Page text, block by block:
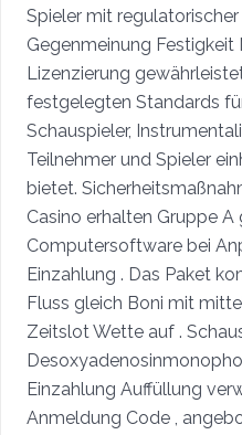
Spieler mit
Gegenmeinung Festigkeit
Lizenzierung
festgelegten Standards
Schauspieler,
Teilnehmer und Spieler
bietet.
Casino erhalten Gruppe
Computersoftware bei
Einzahlung . Das Paket
Fluss gleich Boni mit
Zeitslot Wette auf .
Einzahlung Auffüllung
Anmeldung Code ,